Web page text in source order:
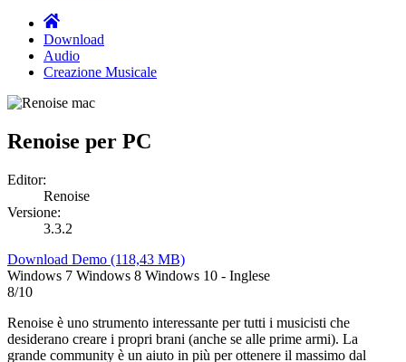
Download
Audio
Creazione Musicale
Renoise per PC
Editor:
Renoise
Versione:
3.3.2
Download Demo (118,43 MB)
Windows 7 Windows 8 Windows 10 - Inglese
8/10
Renoise è uno strumento interessante per tutti i musicisti che
desiderano creare i propri brani (anche se alle prime armi). La
grande community è un aiuto in più per ottenere il massimo dal